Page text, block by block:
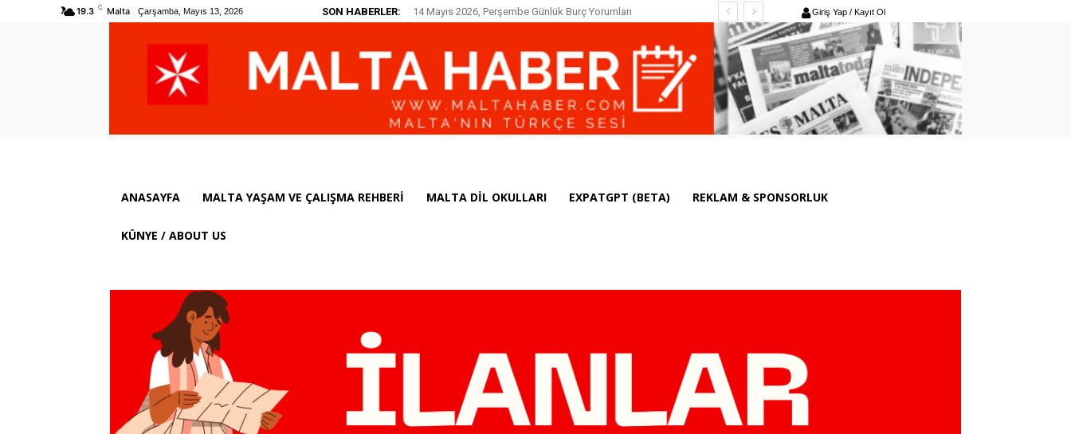
19.3 C Malta Çarşamba, Mayıs 13, 2026 SON HABERLER: 14 Mayıs 2026, Perşembe Günlük Burç Yorumları Giriş Yap / Kayıt Ol
ANASAYFA MALTA YAŞAM VE ÇALIŞMA REHBERI MALTA DIL OKULLARI EXPATGPT (BETA) REKLAM & SPONSORLUK
KÜNYE / ABOUT US